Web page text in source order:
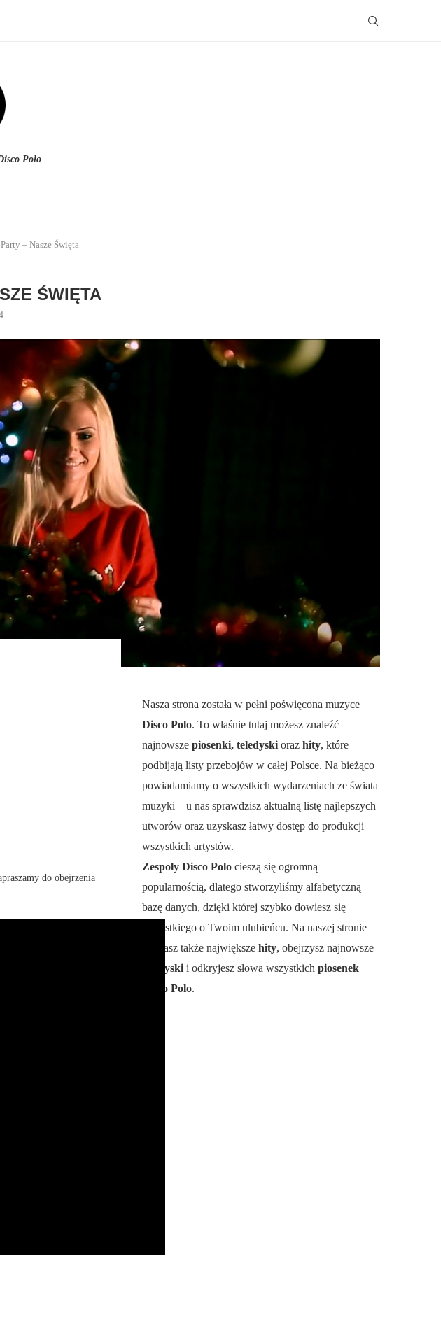
Polo
– Nasze Święta
ŚWIĘTA
do obejrzenia
Nasza strona została w pełni poświęcona muzyce
Disco Polo. To właśnie tutaj możesz znaleźć
najnowsze piosenki, teledyski oraz hity, które
podbijają listy przebojów w całej Polsce. Na bieżąco
powiadamiamy o wszystkich wydarzeniach ze świata
muzyki – u nas sprawdzisz aktualną listę najlepszych
utworów oraz uzyskasz łatwy dostęp do produkcji
wszystkich artystów.
Zespoły Disco Polo cieszą się ogromną
popularnością, dlatego stworzyliśmy alfabetyczną
bazę danych, dzięki której szybko dowiesz się
wszystkiego o Twoim ulubieńcu. Na naszej stronie
poznasz także największe hity, obejrzysz najnowsze
teledyski i odkryjesz słowa wszystkich piosenek
Disco Polo.